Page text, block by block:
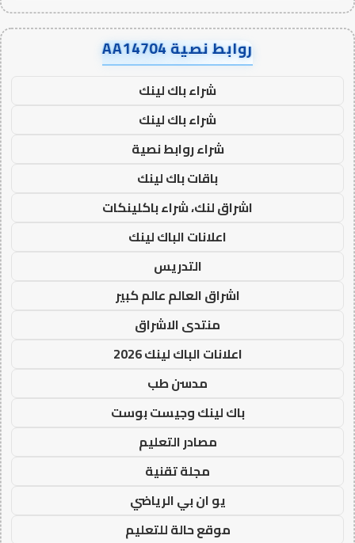
روابط نصية AA14704
شراء باك لينك
شراء باك لينك
شراء روابط نصية
باقات باك لينك
اشراق لنك، شراء باكلينكات
اعلانات الباك لينك
التدريس
اشراق العالم عالم كبير
منتدى الاشراق
اعلانات الباك لينك 2026
مدسن طب
باك لينك وجيست بوست
مصادر التعليم
مجلة تقنية
يو ان بي الرياضي
موقع حالة للتعليم